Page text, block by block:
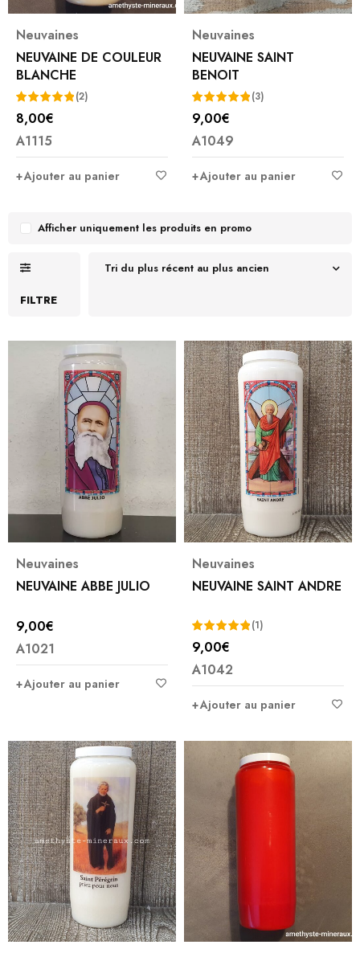
Neuvaines
NEUVAINE DE COULEUR
BLANCHE
Note5.00
sur 5
(2)
8,00€
A1115
Ajouter au panier
Neuvaines
NEUVAINE SAINT
BENOIT
Note5.00
sur 5
(3)
9,00€
A1049
Ajouter au panier
FILTRE
Tri du plus récent au plus ancien
Afficher uniquement les produits en promo
Neuvaines
NEUVAINE ABBE JULIO
9,00€
A1021
Ajouter au panier
Neuvaines
NEUVAINE SAINT ANDRE
Note5.00
sur 5
(1)
9,00€
A1042
Ajouter au panier